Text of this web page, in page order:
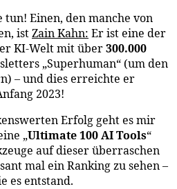
tun! Einen, den manche von
istZain Kahn: Er ist eine der
KI-Welt mit über300.000
„Superhuman“ (um den
– und dies erreichte er
2023!
Erfolg geht es mir
„Ultimate 100 AI Tools“
auf dieser überraschen
mal ein Ranking zu sehen –
es entstand.